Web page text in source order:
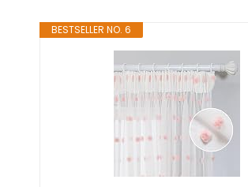
BESTSELLER NO. 6